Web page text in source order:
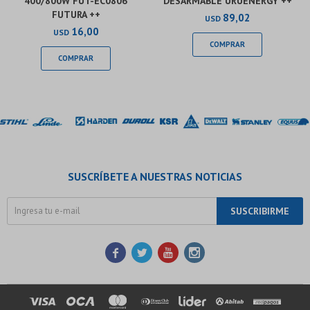
FUTURA ++
USD 16,00
USD 89,02
SUSCRÍBETE A NUESTRAS NOTICIAS
SUSCRIBIRME
   